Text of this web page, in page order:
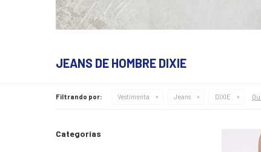
JEANS DE HOMBRE DIXIE
Filtrando por: Vestimenta Jeans DIXIE
Categorías